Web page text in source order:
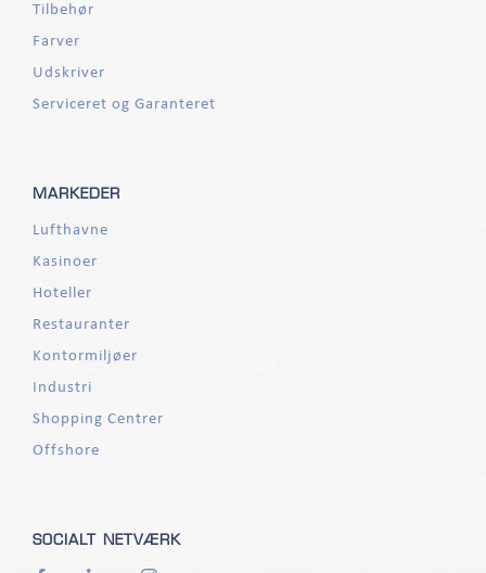
Tilbehør
Farver
Udskriver
Serviceret og Garanteret
MARKEDER
Lufthavne
Kasinoer
Hoteller
Restauranter
Kontormiljøer
Industri
Shopping Centrer
Offshore
SOCIALT NETVÆRK